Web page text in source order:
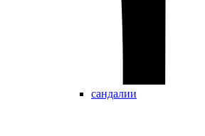
сандалии